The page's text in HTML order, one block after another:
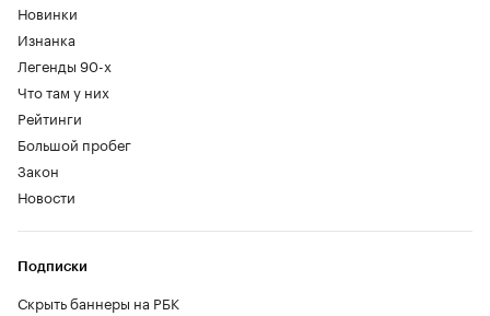
Новинки
Изнанка
Легенды 90-х
Что там у них
Рейтинги
Большой пробег
Закон
Новости
Подписки
Скрыть баннеры на РБК